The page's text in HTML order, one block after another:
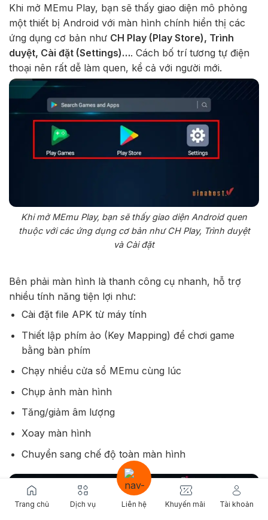
Khi mở MEmu Play, bạn sẽ thấy giao diện mô phỏng
một thiết bị Android với màn hình chính hiển thị các
ứng dụng cơ bản như CH Play (Play Store), Trình
duyệt, Cài đặt (Settings)…. Cách bố trí tương tự điện
thoại nên rất dễ làm quen, kể cả với người mới.
Khi mở MEmu Play, bạn sẽ thấy giao diện Android quen
thuộc với các ứng dụng cơ bản như CH Play, Trình duyệt
và Cài đặt
Bên phải màn hình là thanh công cụ nhanh, hỗ trợ
nhiều tính năng tiện lợi như:
Cài đặt file APK từ máy tính
Thiết lập phím ảo (Key Mapping) để chơi game
bằng bàn phím
Chạy nhiều cửa sổ MEmu cùng lúc
Chụp ảnh màn hình
Tăng/giảm âm lượng
Xoay màn hình
Chuyển sang chế độ toàn màn hình
Trang chủ Dịch vụ Liên hệ Khuyến mãi Tài khoản